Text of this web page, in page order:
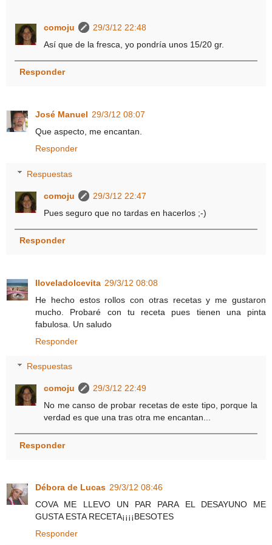
comoju
29/3/12 22:48
Así que de la fresca, yo pondría unos 15/20 gr.
Responder
José Manuel 29/3/12 08:07
Que aspecto, me encantan.
Responder
Respuestas
comoju
29/3/12 22:47
Pues seguro que no tardas en hacerlos ;-)
Responder
Iloveladolcevita 29/3/12 08:08
He hecho estos rollos con otras recetas y me gustaron
mucho. Probaré con tu receta pues tienen una pinta
fabulosa. Un saludo
Responder
Respuestas
comoju
29/3/12 22:49
No me canso de probar recetas de este tipo, porque la
verdad es que una tras otra me encantan...
Responder
Débora de Lucas 29/3/12 08:46
COVA ME LLEVO UN PAR PARA EL DESAYUNO ME
GUSTA ESTA RECETA¡¡¡¡BESOTES
Responder